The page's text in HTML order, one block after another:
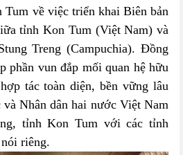
Tum về việc triển khai Biên bản
tỉnh Kon Tum (Việt Nam) và
Treng (Campuchia). Đồng
phần vun đắp mối quan hệ hữu
tác toàn diện, bền vững lâu
và Nhân dân hai nước Việt Nam
tỉnh Kon Tum với các tỉnh
riêng.